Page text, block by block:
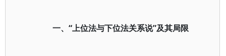
一、“上位法与下位法关系说”及其局限